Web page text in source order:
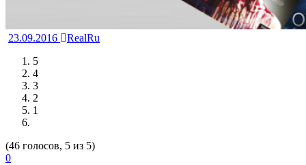
23.09.2016
RealRu
5
4
3
2
1
(46 голосов, 5 из 5)
0